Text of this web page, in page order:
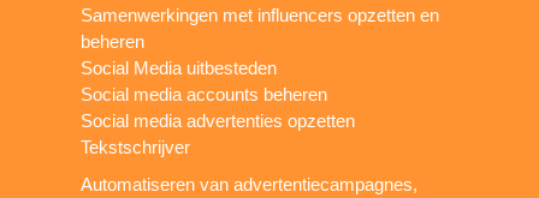
Samenwerkingen met influencers opzetten en
beheren
Social Media uitbesteden
Social media accounts beheren
Social media advertenties opzetten
Tekstschrijver
Automatiseren van advertentiecampagnes,